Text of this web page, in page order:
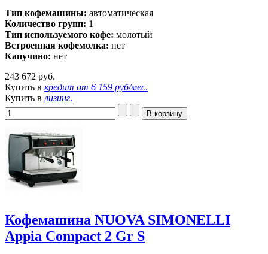
Тип кофемашины: автоматическая
Количество групп: 1
Тип используемого кофе: молотый
Встроенная кофемолка: нет
Капучино: нет
243 672 руб.
Купить в кредит от 6 159 руб/мес.
Купить в лизинг.
Кофемашина NUOVA SIMONELLI
Appia Compact 2 Gr S